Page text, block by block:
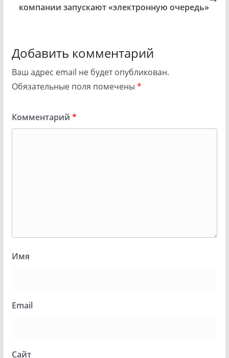
компании запускают «электронную очередь»
Добавить комментарий
Ваш адрес email не будет опубликован.
Обязательные поля помечены *
Комментарий *
Имя
Email
Сайт